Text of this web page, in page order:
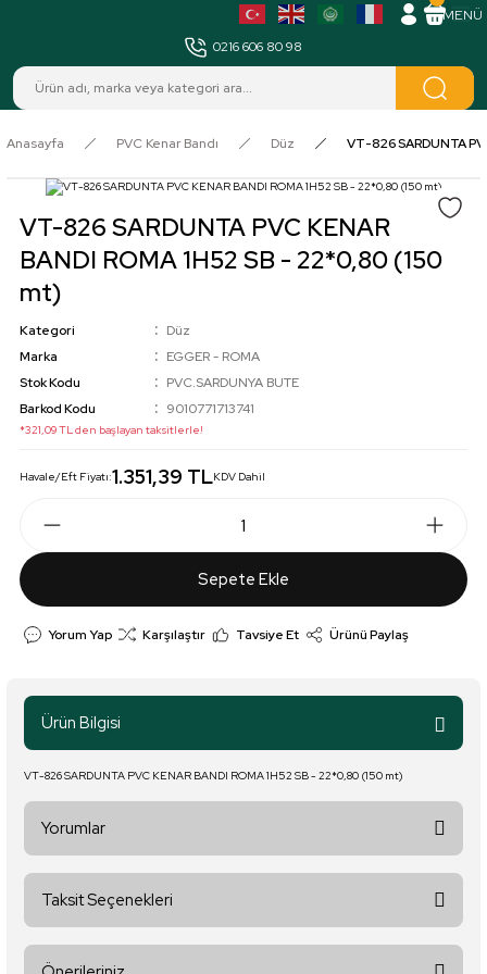
0216 606 80 98
Anasayfa PVC Kenar Bandı Düz VT-826 SARDUNTA
VT-826 SARDUNTA PVC KENAR
BANDI ROMA 1H52 SB - 22*0,80 (150
mt)
Kategori
Düz
Marka
EGGER - ROMA
Stok Kodu
PVC.SARDUNYA BUTE
Barkod Kodu
9010771713741
*321,09 TL den başlayan taksitlerle!
Havale/Eft Fiyatı:1.351,39 TLKDV Dahil
Sepete Ekle
Yorum Yap Karşılaştır Tavsiye Et Ürünü Paylaş
Ürün Bilgisi
VT-826 SARDUNTA PVC KENAR BANDI ROMA 1H52 SB - 22*0,80 (150 mt)
Yorumlar
Taksit Seçenekleri